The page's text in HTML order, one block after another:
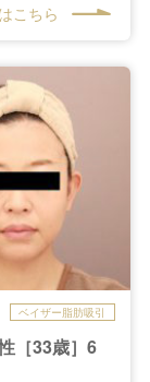
こちら
ベイザー脂肪吸引
［33歳］6